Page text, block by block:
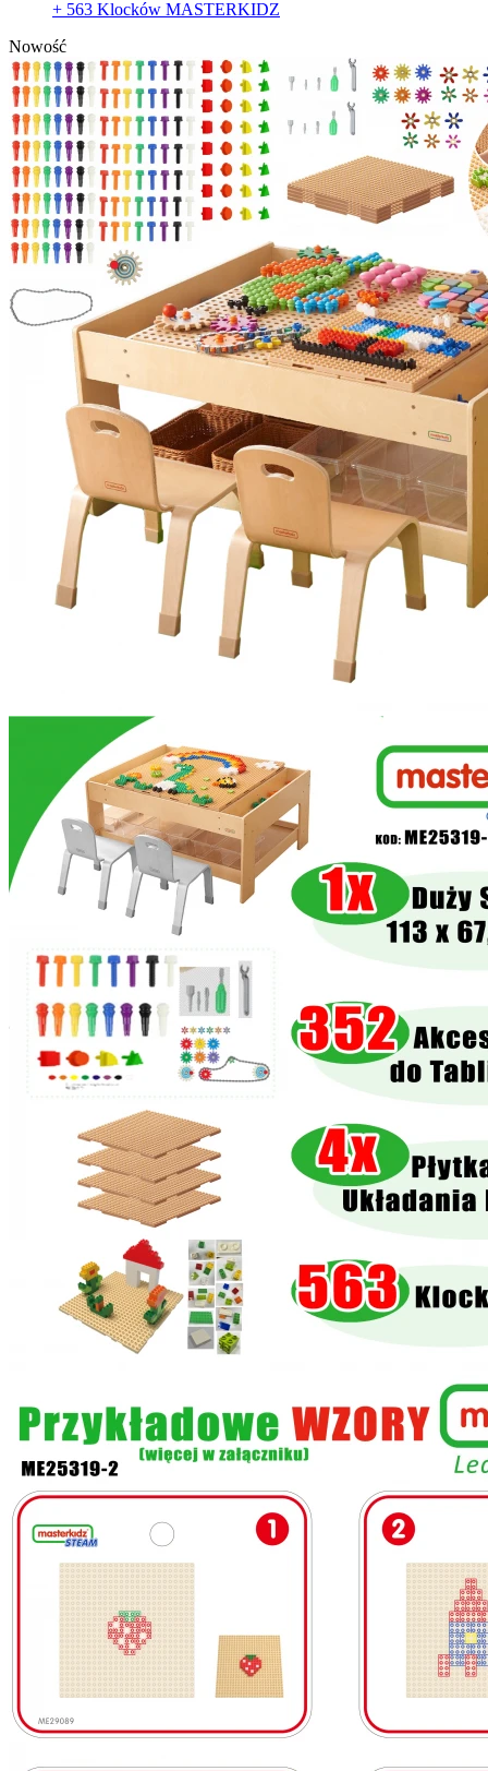
+ 563 Klocków MASTERKIDZ
Nowość